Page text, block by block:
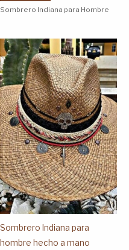
Sombrero Indiana para Hombre
Sombrero Indiana para
hombre hecho a mano
Este
producto
tiene
múltiples
variantes.
Las
opciones
se
pueden
elegir
en
la
página
de